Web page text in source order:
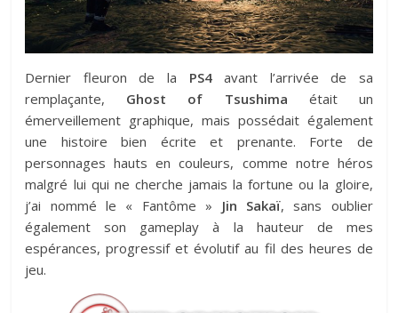
Dernier fleuron de la PS4avant l’arrivée de sa
remplaçante, Ghost of Tsushima était un
émerveillement graphique, mais possédait également
une histoire bien écrite et prenante. Forte de
personnages hauts en couleurs, comme notre héros
malgré lui qui ne cherche jamais la fortune ou la gloire,
j’ai nommé le « Fantôme » Jin Sakaï, sans oublier
également son gameplay à la hauteur de mes
espérances, progressif et évolutif au fil des heures de
jeu.